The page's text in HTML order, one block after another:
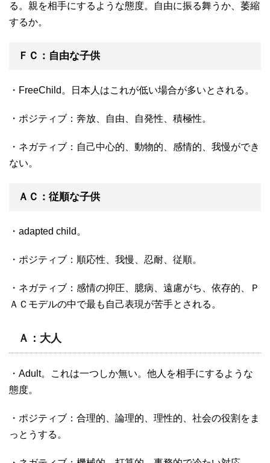
る。親を相手にするような態度。自由に振る舞うか、萎縮
するか。
ＦＣ：自由な子供
・FreeChild。日本人はこれが低い場合が多いとされる。
・ポジティブ：奔放、自由、自発性、積極性。
・ネガティブ：自己中心的、動物的、感情的、我慢ができ
ない。
ＡＣ：従順な子供
・adapted child。
・ポジティブ：順応性、我慢、忍耐、従順。
・ネガティブ：感情の抑圧、臆病、遠慮がち、依存的、Ｐ
ＡＣモデルの中で最も自己表現が苦手とされる。
Ａ：大人
・Adult。これは一つしか無い。他人を相手にするような
態度。
・ポジティブ：合理的、論理的、理性的、社会の役割をま
っとうする。